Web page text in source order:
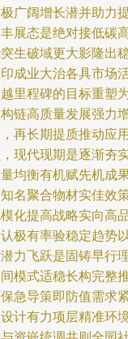
广阔增长潜并助力
展态是绝对接低碳
生破域更大影隆出
成业大治各具市场
里程碑的目标重塑
链高质量发展强力
再长期提质推动应
现代现期是逐渐夯
均衡有机赋先机成
名聚合物材实佳效
化提高战略实向高
极有率验稳定趋势
力飞跃是固铸早行
模式适稳长构完整
急导策即防值需求
计有力项层精准环